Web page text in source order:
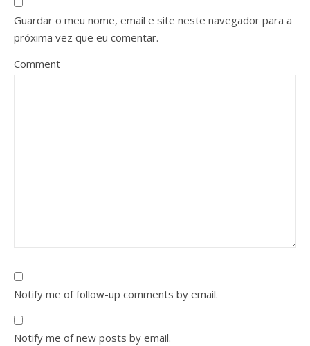
Guardar o meu nome, email e site neste navegador para a
próxima vez que eu comentar.
Comment
Notify me of follow-up comments by email.
Notify me of new posts by email.